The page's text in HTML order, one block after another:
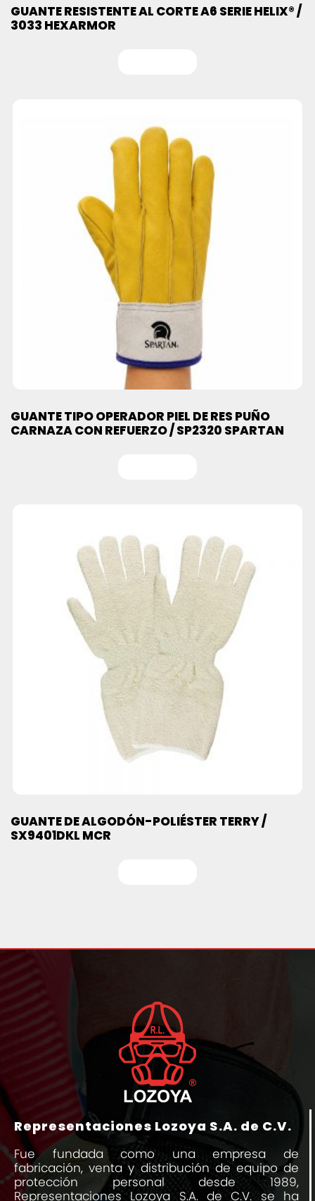
GUANTE RESISTENTE AL CORTE A6 SERIE HELIX® /
3033 HEXARMOR
GUANTE TIPO OPERADOR PIEL DE RES PUÑO
CARNAZA CON REFUERZO / SP2320 SPARTAN
GUANTE DE ALGODÓN-POLIÉSTER TERRY /
SX9401DKL MCR
Representaciones Lozoya S.A. de C.V.
Fue fundada como una empresa de
fabricación, venta y distribución de equipo de
protección personal desde 1989,
Representaciones Lozoya S.A. de C.V. se ha